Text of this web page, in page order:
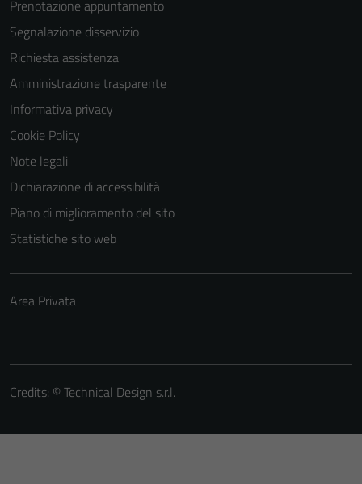
Prenotazione appuntamento
Segnalazione disservizio
Richiesta assistenza
Amministrazione trasparente
Informativa privacy
Cookie Policy
Note legali
Dichiarazione di accessibilità
Piano di miglioramento del sito
Statistiche sito web
Area Privata
Credits: ©Technical Design s.r.l.